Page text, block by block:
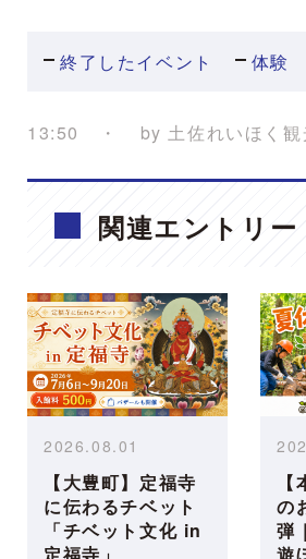
終了したイベント 体験
by 土佐れいほく
13:50
関連エントリー
【大豊町】定福寺
に伝わるチベット
「チベット文化 in
2026.08.01
の
弾